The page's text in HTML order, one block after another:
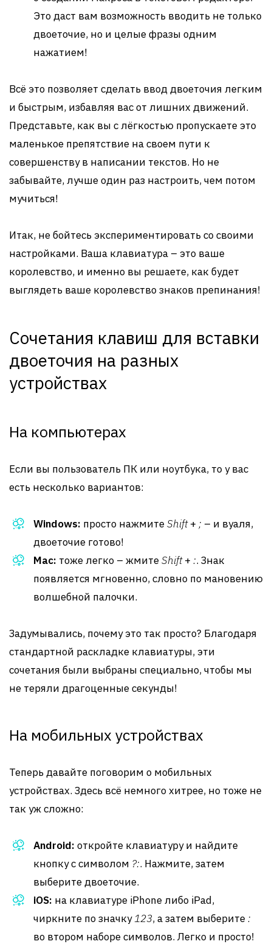
Это даст вам возможность вводить не только
двоеточие, но и целые фразы одним
нажатием!
Всё это позволяет сделать ввод двоеточия легким
и быстрым, избавляя вас от лишних движений.
Представьте, как вы с лёгкостью пропускаете это
маленькое препятствие на своем пути к
совершенству в написании текстов. Но не
забывайте, лучше один раз настроить, чем потом
мучиться!
Итак, не бойтесь экспериментировать со своими
настройками. Ваша клавиатура – это ваше
королевство, и именно вы решаете, как будет
выглядеть ваше королевство знаков препинания!
Сочетания клавиш для вставки
двоеточия на разных
устройствах
На компьютерах
Если вы пользователь ПК или ноутбука, то у вас
есть несколько вариантов:
Windows: просто нажмитеShift+ ; – и вуаля,
двоеточие готово!
Mac: тоже легко – жмитеShift+ :. Знак
появляется мгновенно, словно по мановению
волшебной палочки.
Задумывались, почему это так просто? Благодаря
стандартной раскладке клавиатуры, эти
сочетания были выбраны специально, чтобы мы
не теряли драгоценные секунды!
На мобильных устройствах
Теперь давайте поговорим о мобильных
устройствах. Здесь всё немного хитрее, но тоже не
так уж сложно:
Android: откройте клавиатуру и найдите
кнопку с символом ?:. Нажмите, затем
выберите двоеточие.
iOS: на клавиатуре iPhone либо iPad,
чиркните по значку123, а затем выберите:
во втором наборе символов. Легко и просто!